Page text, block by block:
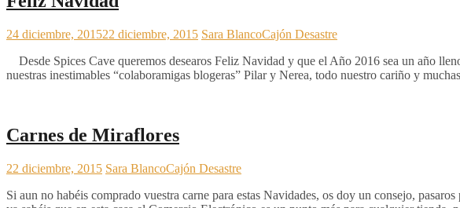
24 diciembre, 201522 diciembre, 2015 Sara BlancoCajón Desastre
Desde Spices Cave queremos desearos Feliz Navidad y que el Año 2016 sea un año
nuestras inestimables “colaboramigas blogeras” Pilar y Nerea, todo nuestro cariño y
Carnes de Miraflores
22 diciembre, 2015 Sara BlancoCajón Desastre
Si aun no habéis comprado vuestra carne para estas Navidades, os doy un consejo,